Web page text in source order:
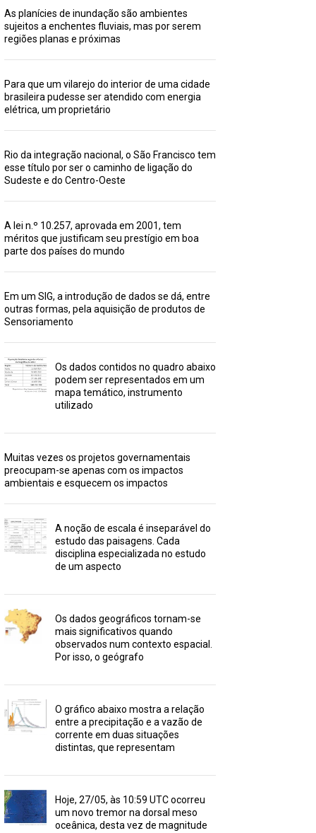
As planícies de inundação são ambientes
sujeitos a enchentes fluviais, mas por serem
regiões planas e próximas
Para que um vilarejo do interior de uma cidade
brasileira pudesse ser atendido com energia
elétrica, um proprietário
Rio da integração nacional, o São Francisco tem
esse título por ser o caminho de ligação do
Sudeste e do Centro-Oeste
A lei n.º 10.257, aprovada em 2001, tem
méritos que justificam seu prestígio em boa
parte dos países do mundo
Em um SIG, a introdução de dados se dá, entre
outras formas, pela aquisição de produtos de
Sensoriamento
Os dados contidos no quadro abaixo
podem ser representados em um
mapa temático, instrumento
utilizado
Muitas vezes os projetos governamentais
preocupam-se apenas com os impactos
ambientais e esquecem os impactos
A noção de escala é inseparável do
estudo das paisagens. Cada
disciplina especializada no estudo
de um aspecto
Os dados geográficos tornam-se
mais significativos quando
observados num contexto espacial.
Por isso, o geógrafo
O gráfico abaixo mostra a relação
entre a precipitação e a vazão de
corrente em duas situações
distintas, que representam
Hoje, 27/05, às 10:59 UTC ocorreu
um novo tremor na dorsal meso
oceânica, desta vez de magnitude